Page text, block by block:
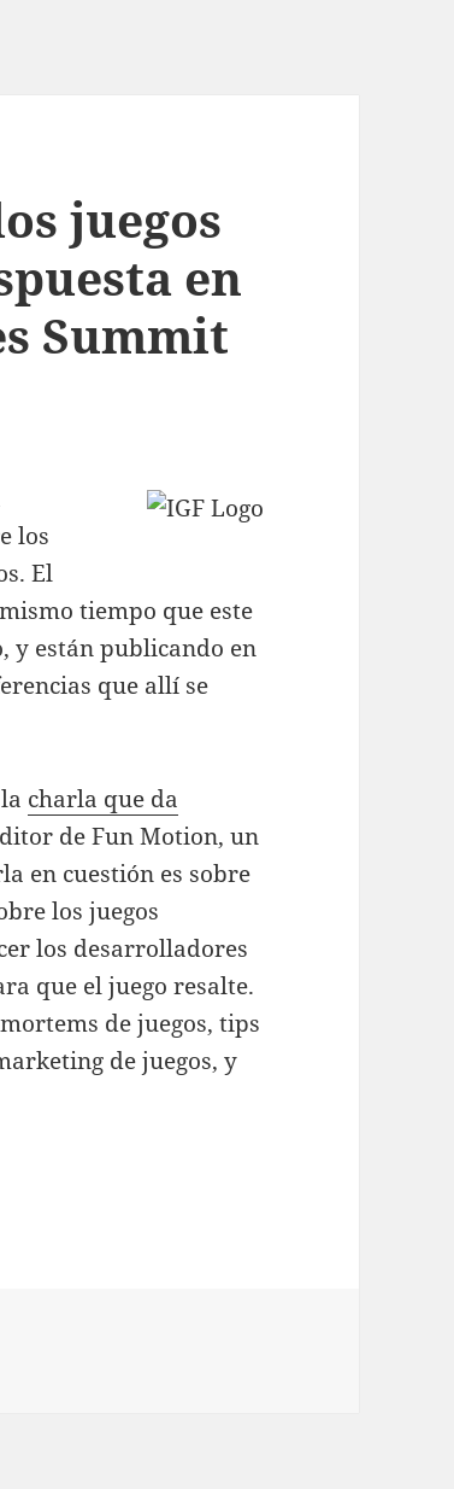
juegos
en
Summit
los
El
tiempo que este
y están publicando en
que allí se
charla que da
de Fun Motion, un
en cuestión es sobre
los juegos
los desarrolladores
que el juego resalte.
de juegos, tips
de juegos, y